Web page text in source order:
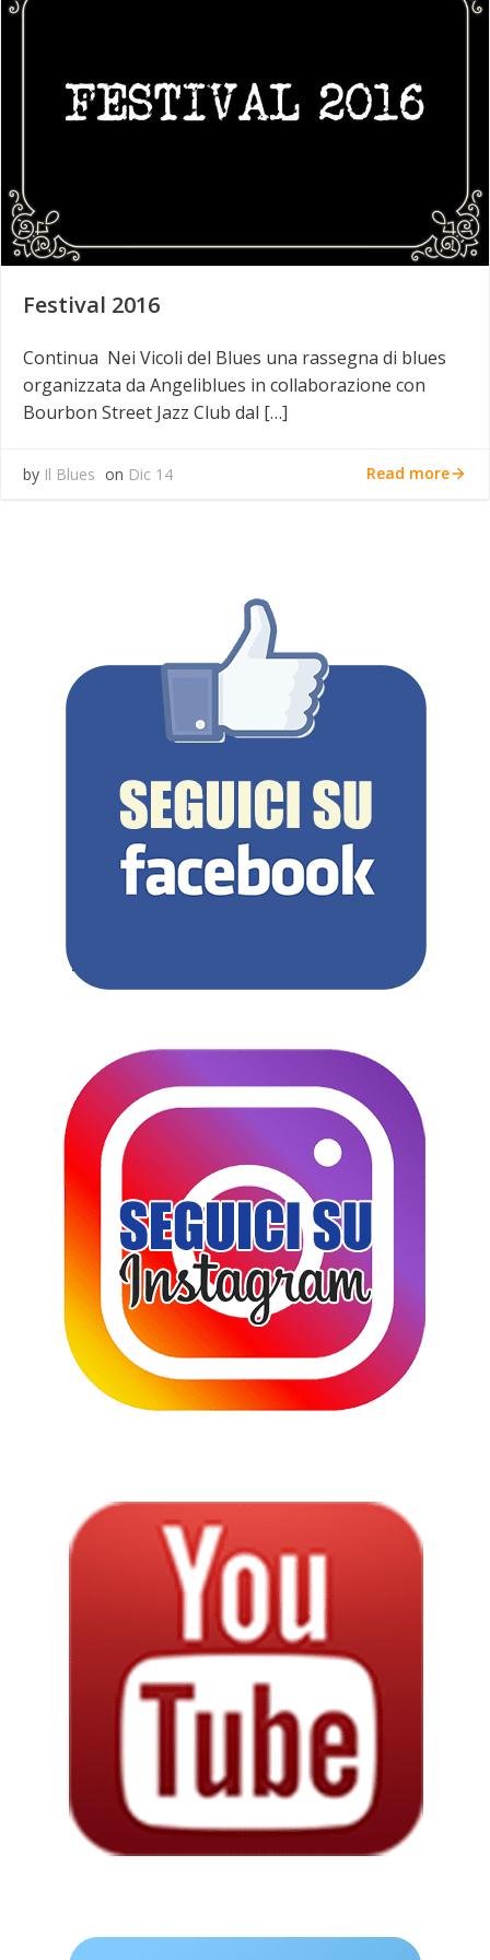
Festival 2016
Continua Nei Vicoli del Blues una rassegna di blues
organizzata da Angeliblues in collaborazione con
Bourbon Street Jazz Club dal […]
by Il Blues on Dic 14 Read more